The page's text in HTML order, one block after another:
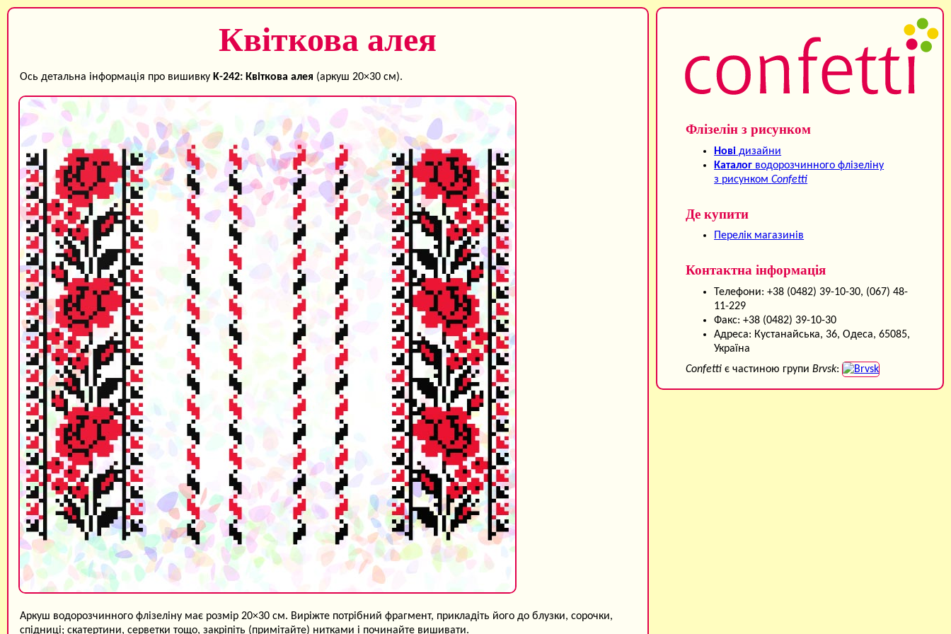
Квіткова алея
Ось детальна інформація про вишивку K-242: Квіткова алея (аркуш 20×30 см).
Аркуш водорозчинного флізеліну має розмір 20×30 см. Виріжте потрібний фрагмент, прикладіть його до блузки, сорочки,
спідниці; скатертини, серветки тощо, закріпіть (примітайте) нитками і починайте вишивати.
Флізелін з рисунком
Нові дизайни
Каталог водорозчинного флізеліну
з рисункомConfetti
Де купити
Перелік магазинів
Контактна інформація
Телефони: +38 (0482) 39-10-30, (067) 48-
11-229
Факс: +38 (0482) 39-10-30
Адреса: Кустанайська, 36, Одеса, 65085,
Україна
Confetti є частиною групиBrvsk: